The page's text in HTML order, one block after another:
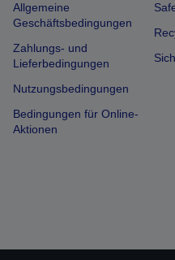
Allgemeine
Geschäftsbedingungen
Zahlungs- und
Lieferbedingungen
Nutzungsbedingungen
Bedingungen für Online-
Aktionen